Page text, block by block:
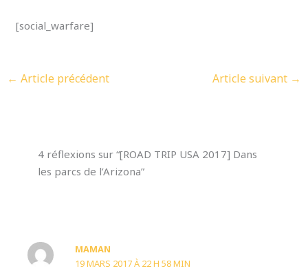
[social_warfare]
← Article précédent Article suivant →
4 réflexions sur “[ROAD TRIP USA 2017] Dans
les parcs de l’Arizona”
MAMAN
19 MARS 2017 À 22 H 58 MIN